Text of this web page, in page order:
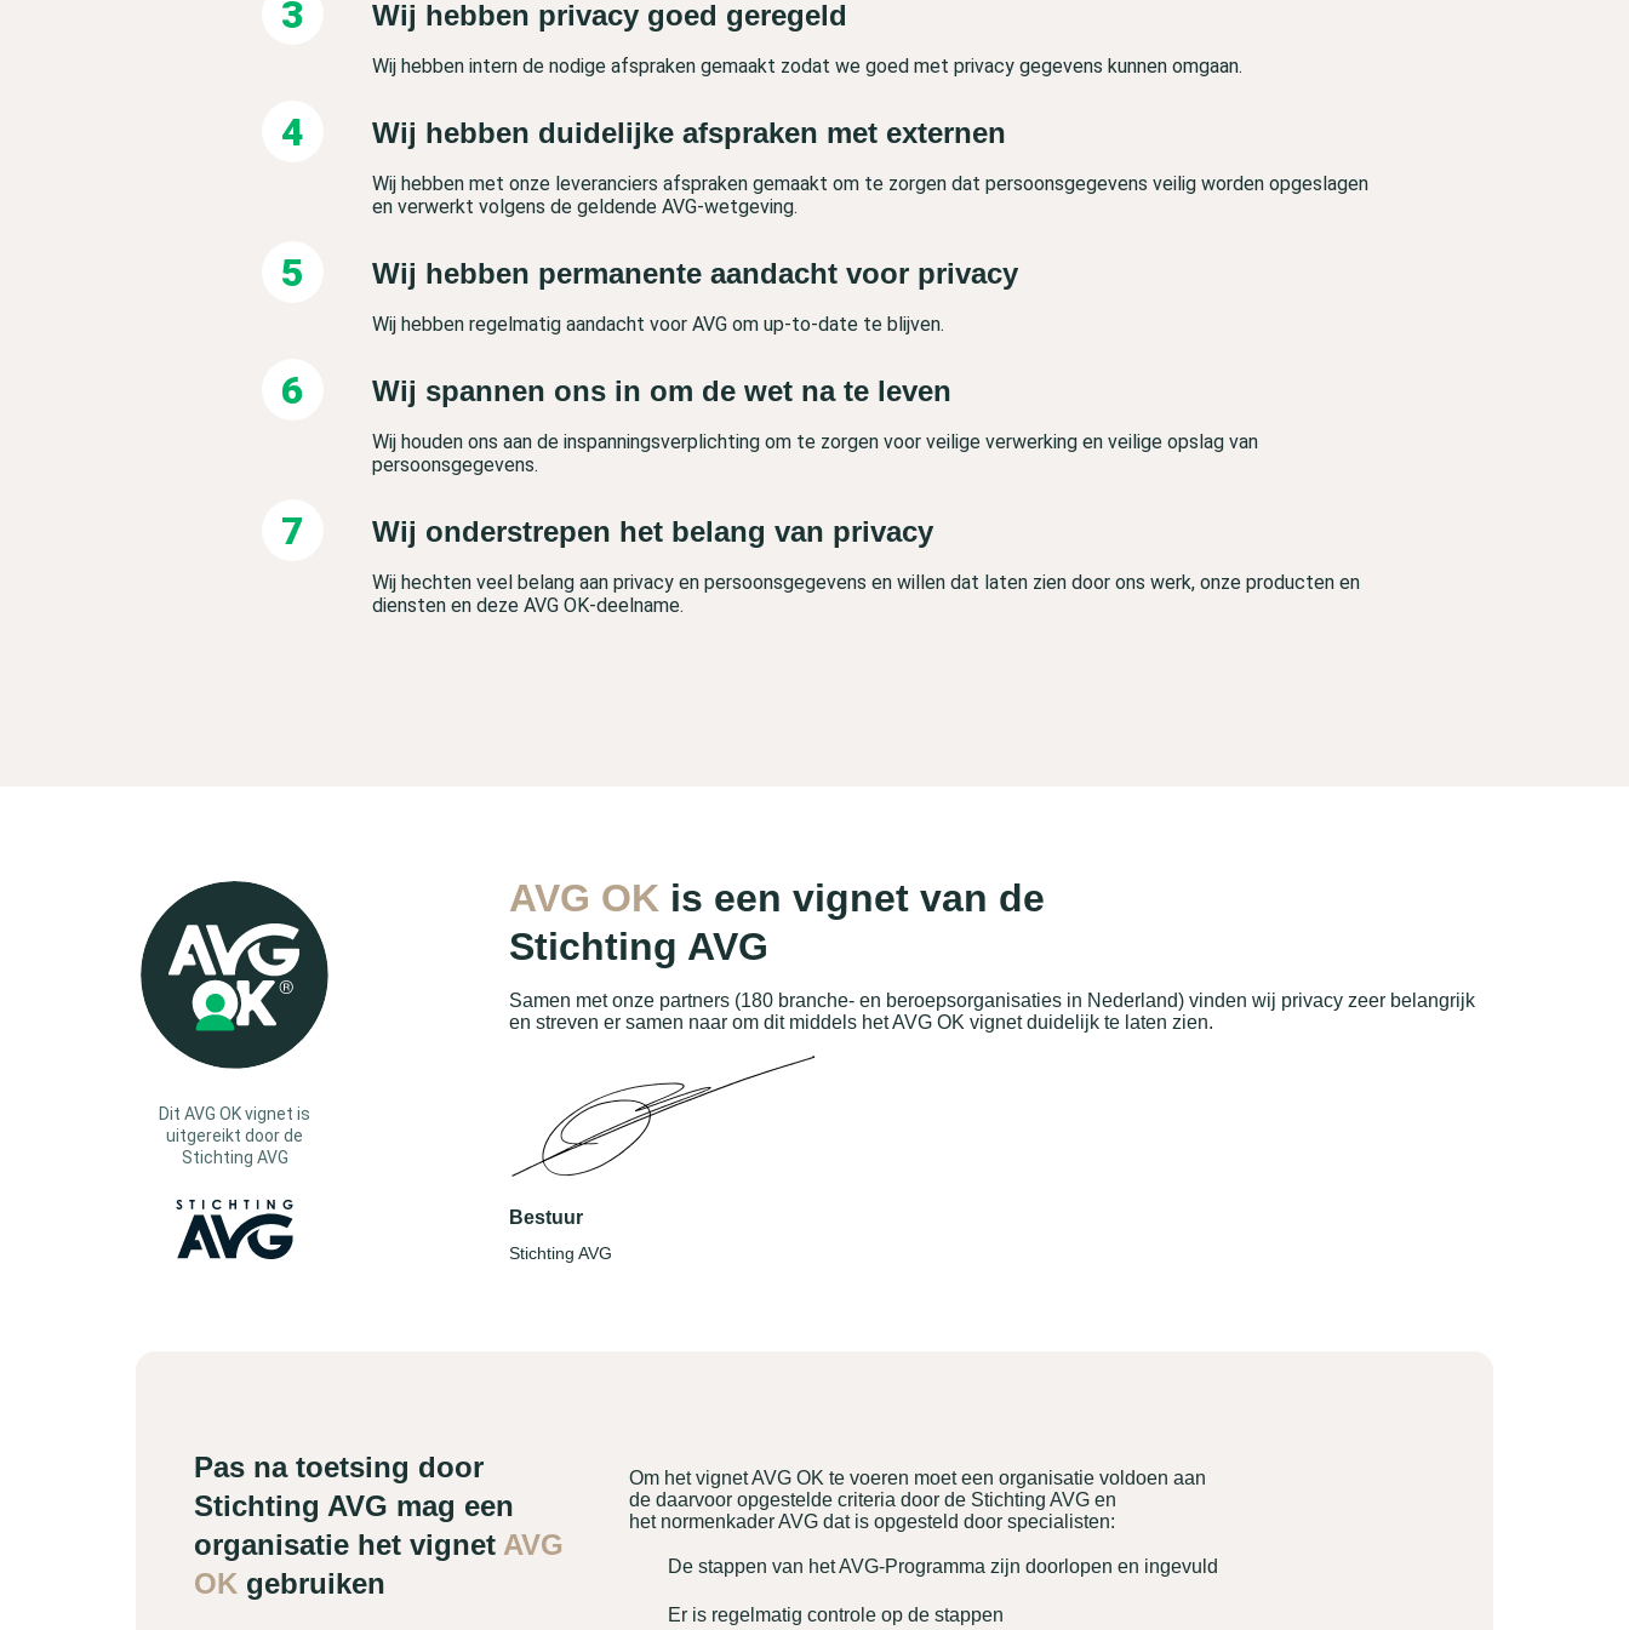
Wij hebben privacy goed geregeld
Wij hebben intern de nodige afspraken gemaakt zodat we goed met privacy gegevens kunnen omgaan.
Wij hebben duidelijke afspraken met externen
Wij hebben met onze leveranciers afspraken gemaakt om te zorgen dat persoonsgegevens veilig worden opgeslagen
en verwerkt volgens de geldende AVG-wetgeving.
Wij hebben permanente aandacht voor privacy
Wij hebben regelmatig aandacht voor AVG om up-to-date te blijven.
Wij spannen ons in om de wet na te leven
Wij houden ons aan de inspanningsverplichting om te zorgen voor veilige verwerking en veilige opslag van
persoonsgegevens.
Wij onderstrepen het belang van privacy
Wij hechten veel belang aan privacy en persoonsgegevens en willen dat laten zien door ons werk, onze producten en
diensten en deze AVG OK-deelname.
Dit AVG OK vignet is
uitgereikt door de
Stichting AVG
AVG OK is een vignet van de
Stichting AVG
Samen met onze partners (180 branche- en beroepsorganisaties in Nederland) vinden wij privacy zeer belangrijk
en streven er samen naar om dit middels het AVG OK vignet duidelijk te laten zien.
Bestuur
Stichting AVG
Pas na toetsing door
Stichting AVG mag een
organisatie het vignet AVG
OK gebruiken
Om het vignet AVG OK te voeren moet een organisatie voldoen aan
de daarvoor opgestelde criteria door de Stichting AVG en
het normenkader AVG dat is opgesteld door specialisten:
De stappen van het AVG-Programma zijn doorlopen en ingevuld
Er is regelmatig controle op de stappen